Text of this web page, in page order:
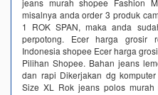
jeans murah shopee Fashion
misalnya anda order 3 produk
1 ROK SPAN, maka anda
perpotong. Ecer harga grosir
Indonesia shopee Ecer harga
Pilihan Shopee. Bahan jeans
dan rapi Dikerjakan dg
Size XL Rok jeans polos